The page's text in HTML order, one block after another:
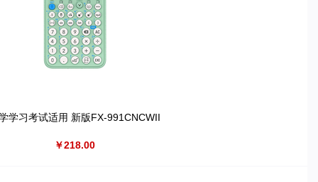
学习考试适用 新版FX-991CNCWII
￥218.00